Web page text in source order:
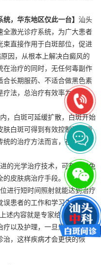
，华东地区仅此一台】 汕头
全激光诊疗系统，为广大患者
束直接作用于白斑部位，促进
因，从根本上解决白癜风的
在治疗的同时，无任何毒副作
合长期服药、不适合做黑色素
疗法，总治疗有效率为
，白斑可延缓扩散，白斑开始
肤白斑可得到有效控制直至消
的治疗方法而言，在一定程
的光学治疗技术，可有效避免
的皮肤病治疗手段。
进行短时间照射就能达到治疗
误患者的工作和学习生活。
述内容就是专家给出的权威解
疗以及护理，一旦患病就应该
治，这样疾病才会更快的恢